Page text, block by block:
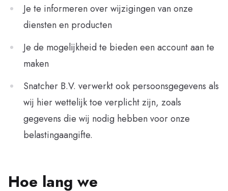
Je te informeren over wijzigingen van onze
diensten en producten
Je de mogelijkheid te bieden een account aan te
maken
Snatcher B.V. verwerkt ook persoonsgegevens als
wij hier wettelijk toe verplicht zijn, zoals
gegevens die wij nodig hebben voor onze
belastingaangifte.
Hoe lang we